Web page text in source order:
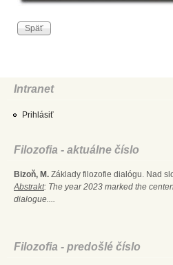
Intranet
Prihlásiť
Filozofia - aktuálne číslo
Bizoň, M. Základy filozofie dialógu. Nad
Abstrakt: The year 2023 marked the
dialogue....
Filozofia - predošlé číslo